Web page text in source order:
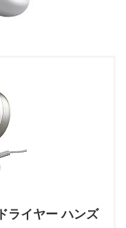
ライヤー ハンズ